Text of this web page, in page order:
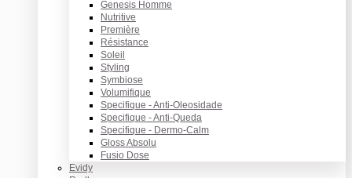
Genesis Homme
Nutritive
Première
Résistance
Soleil
Styling
Symbiose
Volumifique
Specifique - Anti-Oleosidade
Specifique - Anti-Queda
Specifique - Dermo-Calm
Gloss Absolu
Fusio Dose
Evidy